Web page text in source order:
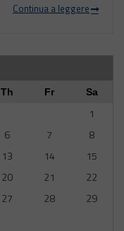
Continua a leggere
Th Fr Sa
1
6 7
8
13 14
15
20 21
22
27 28
29